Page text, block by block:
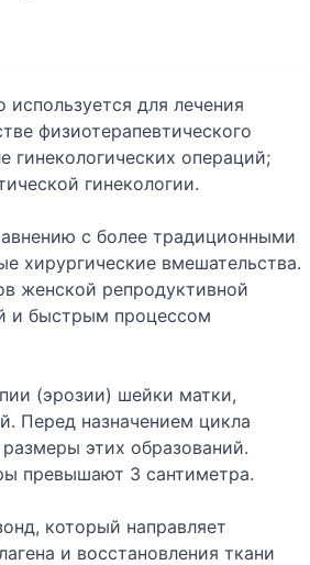
используется для лечения
физиотерапевтического
гинекологических операций;
гинекологии.
с более традиционными
хирургические вмешательства.
женской репродуктивной
и быстрым процессом
(эрозии) шейки матки,
Перед назначением цикла
этих образований.
превышают 3 сантиметра.
который направляет
и восстановления ткани